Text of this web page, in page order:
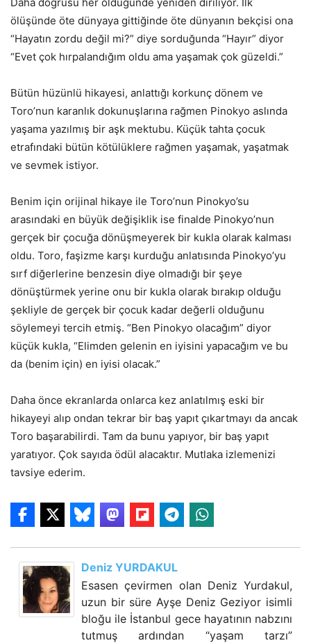
ölüşünde öte dünyaya gittiğinde öte dünyanın bekçisi ona
“Hayatın zordu değil mi?” diye sorduğunda “Hayır” diyor
“Evet çok hırpalandığım oldu ama yaşamak çok güzeldi.”
Bütün hüzünlü hikayesi, anlattığı korkunç dönem ve
Toro’nun karanlık dokunuşlarına rağmen Pinokyo aslında
yaşama yazılmış bir aşk mektubu. Küçük tahta çocuk
etrafındaki bütün kötülüklere rağmen yaşamak, yaşatmak
ve sevmek istiyor.
Benim için orijinal hikaye ile Toro’nun Pinokyo’su
arasındaki en büyük değişiklik ise finalde Pinokyo’nun
gerçek bir çocuğa dönüşmeyerek bir kukla olarak kalması
oldu. Toro, faşizme karşı kurduğu anlatısında Pinokyo’yu
sırf diğerlerine benzesin diye olmadığı bir şeye
dönüştürmek yerine onu bir kukla olarak bırakıp olduğu
şekliyle de gerçek bir çocuk kadar değerli olduğunu
söylemeyi tercih etmiş. “Ben Pinokyo olacağım” diyor
küçük kukla, “Elimden gelenin en iyisini yapacağım ve bu
da (benim için) en iyisi olacak.”
Daha önce ekranlarda onlarca kez anlatılmış eski bir
hikayeyi alıp ondan tekrar bir baş yapıt çıkartmayı da ancak
Toro başarabilirdi. Tam da bunu yapıyor, bir baş yapıt
yaratıyor. Çok sayıda ödül alacaktır. Mutlaka izlemenizi
tavsiye ederim.
Deniz YURDAKUL
Esasen çevirmen olan Deniz Yurdakul,
uzun bir süre Ayşe Deniz Geziyor isimli
bloğu ile İstanbul gece hayatının nabzını
tutmuş ardından “yaşam tarzı”